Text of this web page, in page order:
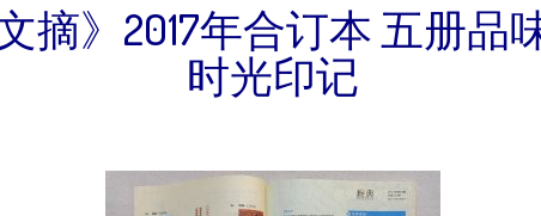
摘》2017年合订本 五册品
时光印记